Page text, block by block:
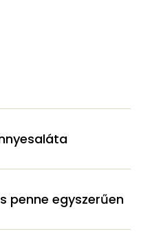
penne egyszerűen